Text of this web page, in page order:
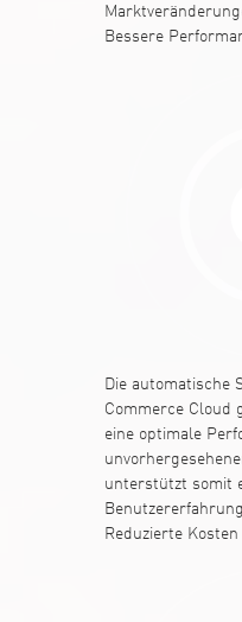
Bessere
Die automatische
Commerce Cloud
eine optimale
unterstützt somit
Reduzierte Kosten